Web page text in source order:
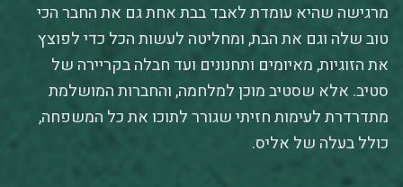
מרגישה שהיא עומדת לאבד בבת אחת גם את החבר הכי
טוב שלה וגם את הבת, ומחליטה לעשות הכל כדי לפוצץ
את הזוגיות, מאיומים ותחנונים ועד חבלה בקריירה של
סטיב. אלא שסטיב מוכן למלחמה, והחברות המושלמת
מתדרדרת לעימות חזיתי שגורר לתוכו את כל המשפחה,
כולל בעלה של אליס.